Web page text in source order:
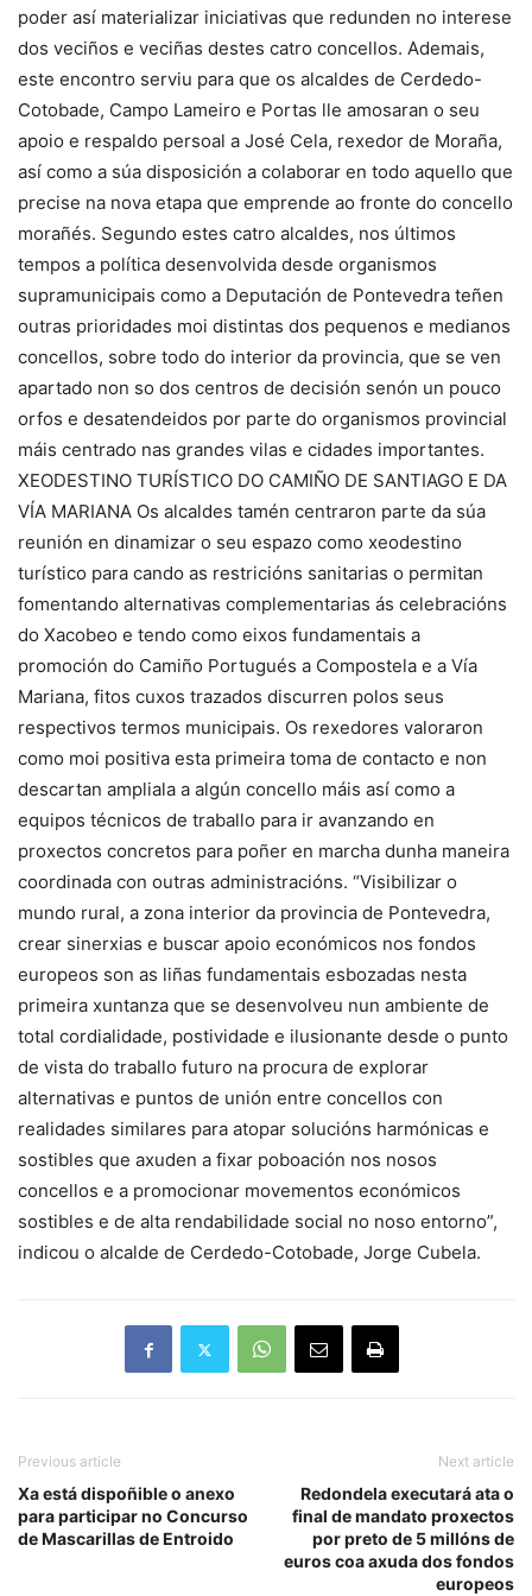
poder así materializar iniciativas que redunden no interese
dos veciños e veciñas destes catro concellos. Ademais,
este encontro serviu para que os alcaldes de Cerdedo-
Cotobade, Campo Lameiro e Portas lle amosaran o seu
apoio e respaldo persoal a José Cela, rexedor de Moraña,
así como a súa disposición a colaborar en todo aquello que
precise na nova etapa que emprende ao fronte do concello
morañés. Segundo estes catro alcaldes, nos últimos
tempos a política desenvolvida desde organismos
supramunicipais como a Deputación de Pontevedra teñen
outras prioridades moi distintas dos pequenos e medianos
concellos, sobre todo do interior da provincia, que se ven
apartado non so dos centros de decisión senón un pouco
orfos e desatendeidos por parte do organismos provincial
máis centrado nas grandes vilas e cidades importantes.
XEODESTINO TURÍSTICO DO CAMIÑO DE SANTIAGO E DA
VÍA MARIANA Os alcaldes tamén centraron parte da súa
reunión en dinamizar o seu espazo como xeodestino
turístico para cando as restricións sanitarias o permitan
fomentando alternativas complementarias ás celebracións
do Xacobeo e tendo como eixos fundamentais a
promoción do Camiño Portugués a Compostela e a Vía
Mariana, fitos cuxos trazados discurren polos seus
respectivos termos municipais. Os rexedores valoraron
como moi positiva esta primeira toma de contacto e non
descartan ampliala a algún concello máis así como a
equipos técnicos de traballo para ir avanzando en
proxectos concretos para poñer en marcha dunha maneira
coordinada con outras administracións. “Visibilizar o
mundo rural, a zona interior da provincia de Pontevedra,
crear sinerxias e buscar apoio económicos nos fondos
europeos son as liñas fundamentais esbozadas nesta
primeira xuntanza que se desenvolveu nun ambiente de
total cordialidade, postividade e ilusionante desde o punto
de vista do traballo futuro na procura de explorar
alternativas e puntos de unión entre concellos con
realidades similares para atopar solucións harmónicas e
sostibles que axuden a fixar poboación nos nosos
concellos e a promocionar movementos económicos
sostibles e de alta rendabilidade social no noso entorno”,
indicou o alcalde de Cerdedo-Cotobade, Jorge Cubela.
Previous article
Xa está dispoñible o anexo
para participar no Concurso
de Mascarillas de Entroido
Next article
Redondela executará ata o
final de mandato proxectos
por preto de 5 millóns de
euros coa axuda dos fondos
europeos